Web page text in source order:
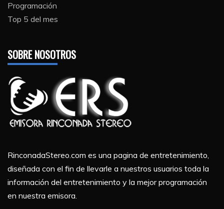
Programación
Top 5 del mes
SOBRE NOSOTROS
RinconadaStereo.com es una pagina de entretenimiento,
diseñada con el fin de llevarle a nuestros usuarios toda la
información del entretenimiento y la mejor programación
en nuestra emisora.